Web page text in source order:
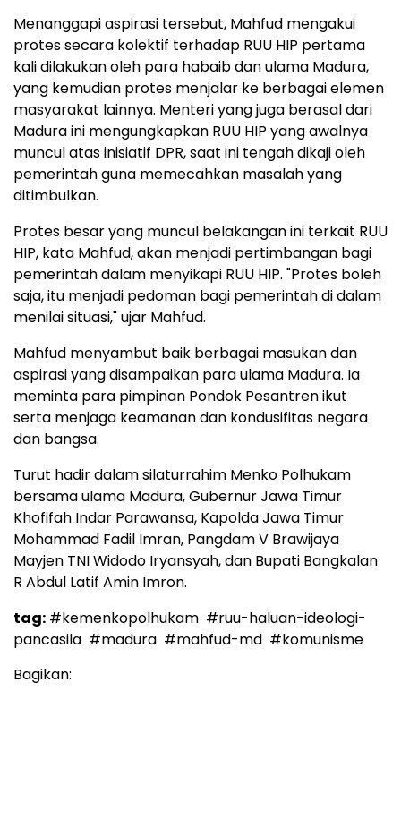
Menanggapi aspirasi tersebut, Mahfud mengakui
protes secara kolektif terhadap RUU HIP pertama
kali dilakukan oleh para habaib dan ulama Madura,
yang kemudian protes menjalar ke berbagai elemen
masyarakat lainnya. Menteri yang juga berasal dari
Madura ini mengungkapkan RUU HIP yang awalnya
muncul atas inisiatif DPR, saat ini tengah dikaji oleh
pemerintah guna memecahkan masalah yang
ditimbulkan.
Protes besar yang muncul belakangan ini terkait RUU
HIP, kata Mahfud, akan menjadi pertimbangan bagi
pemerintah dalam menyikapi RUU HIP. "Protes boleh
saja, itu menjadi pedoman bagi pemerintah di dalam
menilai situasi," ujar Mahfud.
Mahfud menyambut baik berbagai masukan dan
aspirasi yang disampaikan para ulama Madura. Ia
meminta para pimpinan Pondok Pesantren ikut
serta menjaga keamanan dan kondusifitas negara
dan bangsa.
Turut hadir dalam silaturrahim Menko Polhukam
bersama ulama Madura, Gubernur Jawa Timur
Khofifah Indar Parawansa, Kapolda Jawa Timur
Mohammad Fadil Imran, Pangdam V Brawijaya
Mayjen TNI Widodo Iryansyah, dan Bupati Bangkalan
R Abdul Latif Amin Imron.
tag: #kemenkopolhukam #ruu-haluan-ideologi-
pancasila #madura #mahfud-md #komunisme
Bagikan: